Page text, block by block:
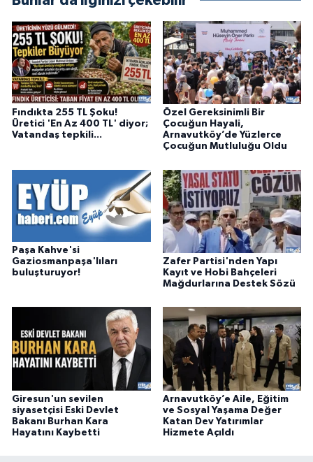
Fındıkta 255 TL Şoku!
Üretici 'En Az 400 TL' diyor;
Vatandaş tepkili...
Özel Gereksinimli Bir
Çocuğun Hayali,
Arnavutköy’de Yüzlerce
Çocuğun Mutluluğu Oldu
Paşa Kahve'si
Gaziosmanpaşa'lıları
buluşturuyor!
Zafer Partisi'nden Yapı
Kayıt ve Hobi Bahçeleri
Mağdurlarına Destek Sözü
Giresun'un sevilen
siyasetçisi Eski Devlet
Bakanı Burhan Kara
Hayatını Kaybetti
Arnavutköy’e Aile, Eğitim
ve Sosyal Yaşama Değer
Katan Dev Yatırımlar
Hizmete Açıldı